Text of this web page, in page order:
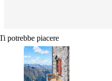
potrebbe piacere